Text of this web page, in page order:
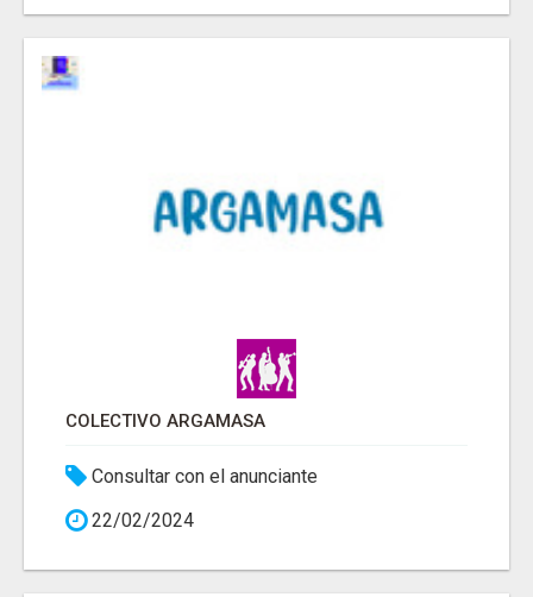
COLECTIVO ARGAMASA
Consultar con el anunciante
22/02/2024